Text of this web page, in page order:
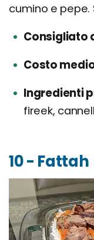
cumino e
Consigliato
Costo
Ingredienti
fireek,
10 - Fattah